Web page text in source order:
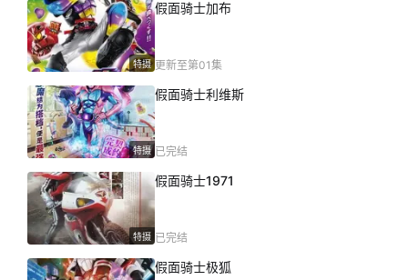
特摄
假面骑士加布
更新至第01集
特摄
假面骑士利维斯
已完结
特摄
假面骑士1971
已完结
假面骑士极狐